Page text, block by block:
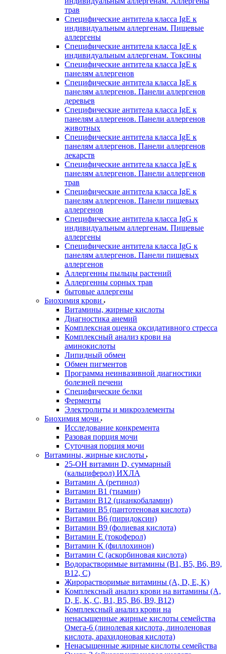
трав
Специфические антитела класса IgE к
индивидуальным аллергенам. Пищевые
аллергены
Специфические антитела класса IgE к
индивидуальным аллергенам. Токсины
Специфические антитела класса IgE к
панелям аллергенов
Специфические антитела класса IgE к
панелям аллергенов. Панели аллергенов
деревьев
Специфические антитела класса IgE к
панелям аллергенов. Панели аллергенов
животных
Специфические антитела класса IgE к
панелям аллергенов. Панели аллергенов
лекарств
Специфические антитела класса IgE к
панелям аллергенов. Панели аллергенов
трав
Специфические антитела класса IgE к
панелям аллергенов. Панели пищевых
аллергенов
Специфические антитела класса IgG к
индивидуальным аллергенам. Пищевые
аллергены
Специфические антитела класса IgG к
панелям аллергенов. Панели пищевых
аллергенов
Аллергенны пыльцы растений
Аллергенны сорных трав
бытовые аллергены
Биохимия крови
Витамины, жирные кислоты
Диагностика анемий
Комплексная оценка оксидативного стресса
Комплексный анализ крови на
аминокислоты
Липидный обмен
Обмен пигментов
Программа неинвазивной диагностики
болезней печени
Специфические белки
Ферменты
Электролиты и микроэлементы
Биохимия мочи
Исследование конкремента
Разовая порция мочи
Суточная порция мочи
Витамины, жирные кислоты
25-OH витамин D, суммарный
(кальциферол) ИХЛА
Витамин А (ретинол)
Витамин В1 (тиамин)
Витамин В12 (цианкобаламин)
Витамин В5 (пантотеновая кислота)
Витамин В6 (пиридоксин)
Витамин В9 (фолиевая кислота)
Витамин Е (токоферол)
Витамин К (филлохинон)
Витамин С (аскорбиновая кислота)
Водорастворимые витамины (B1, B5, B6, В9,
В12, С)
Жирорастворимые витамины (A, D, E, K)
Комплексный анализ крови на витамины (A,
D, E, K, C, B1, B5, B6, В9, B12)
Комплексный анализ крови на
ненасыщенные жирные кислоты семейства
Омега-6 (линолевая кислота, линоленовая
кислота, арахидоновая кислота)
Ненасыщенные жирные кислоты семейства